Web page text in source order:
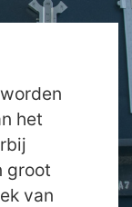
het
groot
van